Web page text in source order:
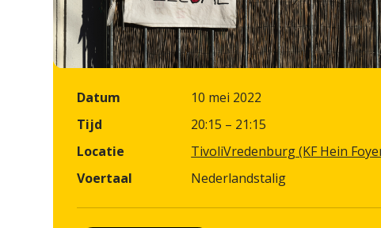
Datum
10 mei 2022
Tijd
20:15 – 21:15
Locatie
TivoliVredenburg (KF Hein
Voertaal
Nederlandstalig